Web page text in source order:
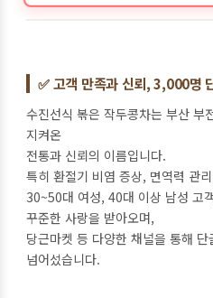
✅ 고객 만족과 신뢰, 3,000명
수진선식 볶은 작두콩차는 부산 부
지켜온
전통과 신뢰의 이름입니다.
특히 환절기 비염 증상, 면역력 관
30~50대 여성, 40대 이상 남성 고
꾸준한 사랑을 받아오며,
당근마켓 등 다양한 채널을 통해
넘어섰습니다.